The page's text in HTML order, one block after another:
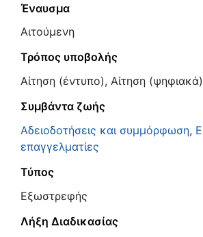
Έναυσμα
Αιτούμενη
Τρόπος υποβολής
Αίτηση (έντυπο), Αίτηση (ψηφιακά)
Συμβάντα ζωής
Αδειοδοτήσεις και συμμόρφωση,
επαγγελματίες
Τύπος
Εξωστρεφής
Λήξη Διαδικασίας